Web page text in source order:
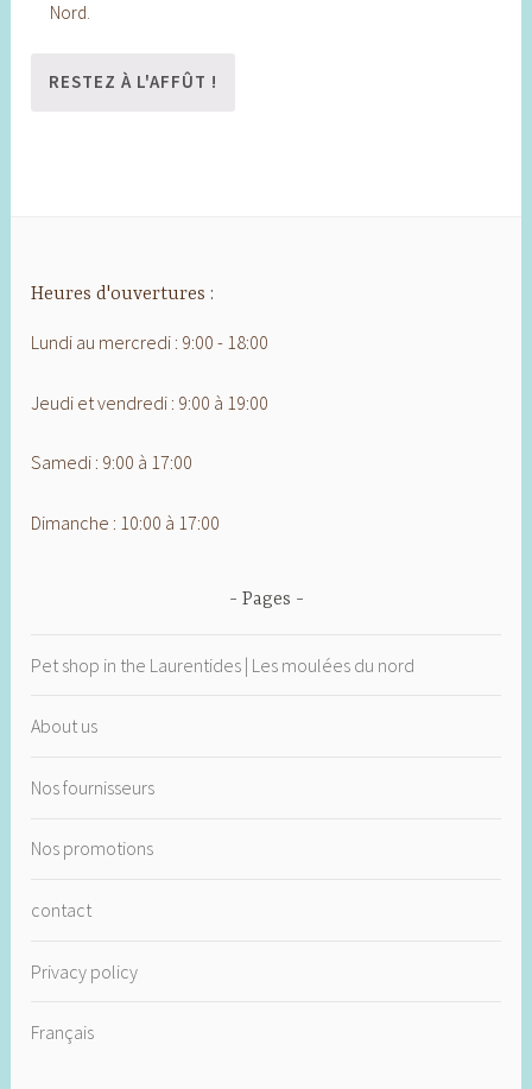
Nord.
Heures d'ouvertures :
Lundi au mercredi : 9:00 - 18:00
Jeudi et vendredi : 9:00 à 19:00
Samedi : 9:00 à 17:00
Dimanche : 10:00 à 17:00
Pages
Pet shop in the Laurentides | Les moulées du nord
About us
Nos fournisseurs
Nos promotions
contact
Privacy policy
Français